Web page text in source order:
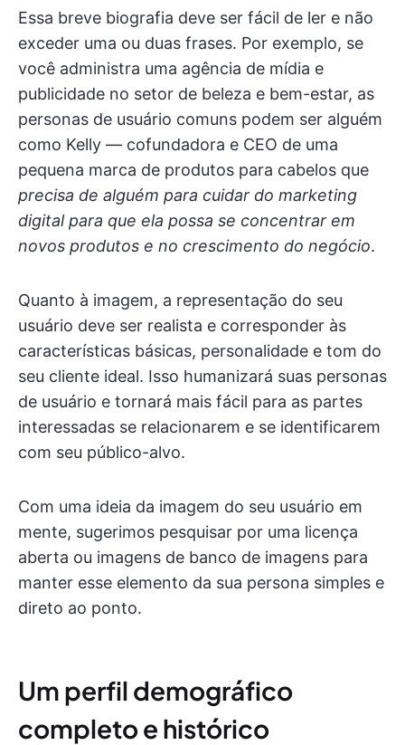
Essa breve biografia deve ser fácil de ler e não
exceder uma ou duas frases. Por exemplo, se
você administra uma agência de mídia e
publicidade no setor de beleza e bem-estar, as
personas de usuário comuns podem ser alguém
como Kelly — cofundadora e CEO de uma
pequena marca de produtos para cabelos que
precisa de alguém para cuidar do marketing
digital para que ela possa se concentrar em
novos produtos e no crescimento do negócio.
Quanto à imagem, a representação do seu
usuário deve ser realista e corresponder às
características básicas, personalidade e tom do
seu cliente ideal. Isso humanizará suas personas
de usuário e tornará mais fácil para as partes
interessadas se relacionarem e se identificarem
com seu público-alvo.
Com uma ideia da imagem do seu usuário em
mente, sugerimos pesquisar por uma licença
aberta ou imagens de banco de imagens para
manter esse elemento da sua persona simples e
direto ao ponto.
Um perfil demográfico
completo e histórico